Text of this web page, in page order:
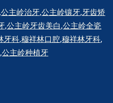
,公主岭治牙,公主岭镶牙,牙齿矫
,公主岭牙齿美白,公主岭全瓷
牙科,穆祥林口腔,穆祥林牙科,
,公主岭种植牙